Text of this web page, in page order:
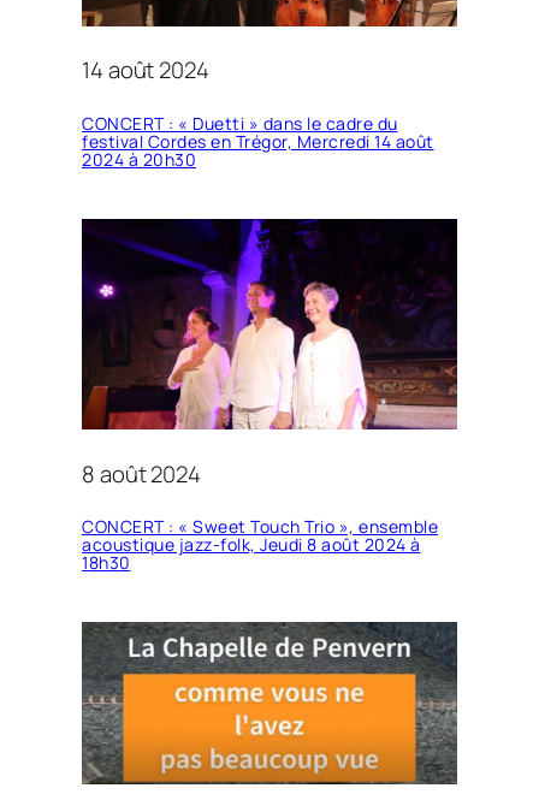
14 août 2024
CONCERT : « Duetti » dans le cadre du
festival Cordes en Trégor, Mercredi 14 août
2024 à 20h30
8 août 2024
CONCERT : « Sweet Touch Trio », ensemble
acoustique jazz-folk, Jeudi 8 août 2024 à
18h30